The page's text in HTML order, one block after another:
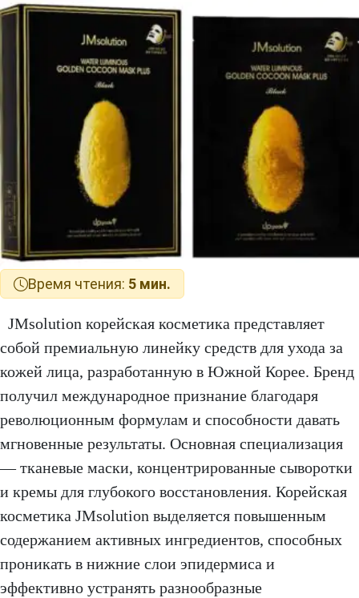
Время чтения: 5 мин.
JMsolution корейская косметика представляет
собой премиальную линейку средств для ухода за
кожей лица, разработанную в Южной Корее. Бренд
получил международное признание благодаря
революционным формулам и способности давать
мгновенные результаты. Основная специализация
— тканевые маски, концентрированные сыворотки
и кремы для глубокого восстановления. Корейская
косметика JMsolution выделяется повышенным
содержанием активных ингредиентов, способных
проникать в нижние слои эпидермиса и
эффективно устранять разнообразные